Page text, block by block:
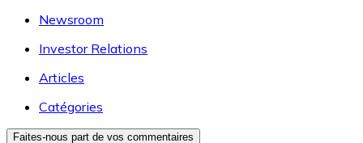
Newsroom
Investor Relations
Articles
Catégories
Faites-nous part de vos commentaires